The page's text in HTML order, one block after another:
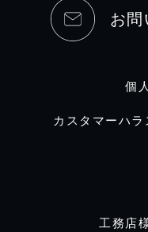
お
個
カスタマーハ
工務店